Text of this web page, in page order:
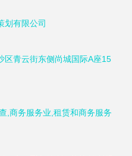
划有限公司
区青云街东侧尚城国际A座15
,商务服务业,租赁和商务服务